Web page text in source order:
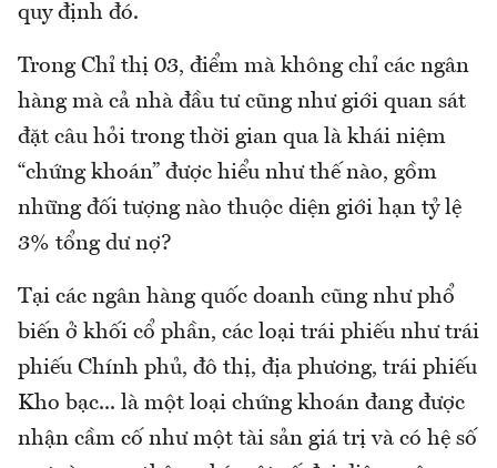
quy định đó.
Trong Chỉ thị 03, điểm mà không chỉ các ngân
hàng mà cả nhà đầu tư cũng như giới quan sát
đặt câu hỏi trong thời gian qua là khái niệm
“chứng khoán” được hiểu như thế nào, gồm
những đối tượng nào thuộc diện giới hạn tỷ lệ
3% tổng dư nợ?
Tại các ngân hàng quốc doanh cũng như phổ
biến ở khối cổ phần, các loại trái phiếu như trái
phiếu Chính phủ, đô thị, địa phương, trái phiếu
Kho bạc... là một loại chứng khoán đang được
nhận cầm cố như một tài sản giá trị và có hệ số